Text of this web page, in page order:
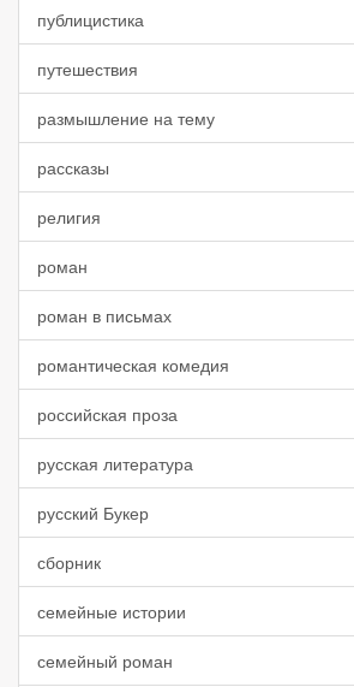
публицистика
путешествия
размышление на тему
рассказы
религия
роман
роман в письмах
романтическая комедия
российская проза
русская литература
русский Букер
сборник
семейные истории
семейный роман